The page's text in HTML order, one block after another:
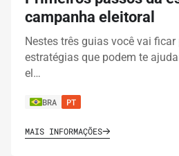
campanha eleitoral
Nestes três guias você vai ficar
estratégias que podem te
el…
BRA PT
MAIS INFORMAÇÕES